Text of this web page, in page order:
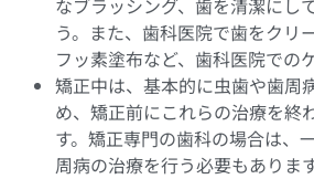
う。また、歯科医院で歯をクリ
フッ素塗布など、歯科医院での
矯正中は、基本的に虫歯や歯周
め、矯正前にこれらの治療を終
す。矯正専門の歯科の場合は、
周病の治療を行う必要もあります